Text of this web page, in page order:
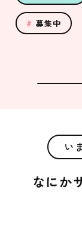
募集中
い
なにか